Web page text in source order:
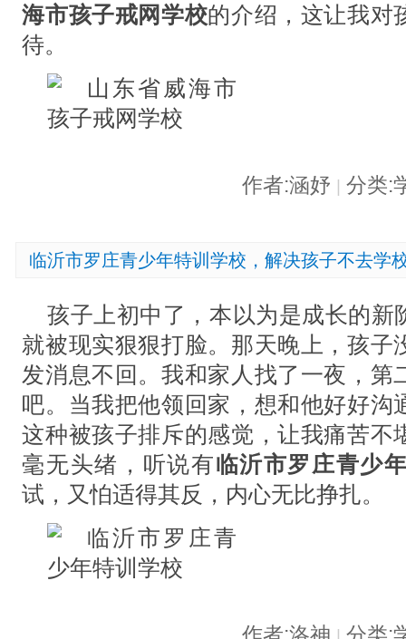
海市孩子戒网学校的介绍，这让我对
待。
作者:涵妤 | 分类:
临沂市罗庄青少年特训学校，解决孩子不去学
孩子上初中了，本以为是成长的新
就被现实狠狠打脸。那天晚上，孩子
发消息不回。我和家人找了一夜，第
吧。当我把他领回家，想和他好好沟
这种被孩子排斥的感觉，让我痛苦不
毫无头绪，听说有临沂市罗庄青少
试，又怕适得其反，内心无比挣扎。